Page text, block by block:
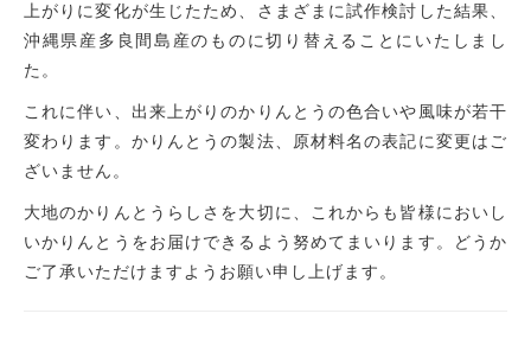
上がりに変化が生じたため、さまざまに試作検討した結果、
沖縄県産多良間島産のものに切り替えることにいたしまし
た。
これに伴い、出来上がりのかりんとうの色合いや風味が若干
変わります。かりんとうの製法、原材料名の表記に変更はご
ざいません。
大地のかりんとうらしさを大切に、これからも皆様においし
いかりんとうをお届けできるよう努めてまいります。どうか
ご了承いただけますようお願い申し上げます。